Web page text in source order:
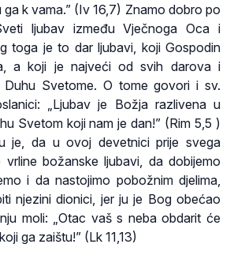
k vama.” (Iv 16,7) Znamo dobro po
ljubav između Vječnoga Oca i
toga je to dar ljubavi, koji Gospodin
a koji je najveći od svih darova i
Svetome. O tome govori i sv.
„Ljubav je Božja razlivena u
Svetom koji nam je dan!” (Rim 5,5 )
je, da u ovoj devetnici prije svega
vrline božanske ljubavi, da dobijemo
i da nastojimo pobožnim djelima,
njezini dionici, jer ju je Bog obećao
moli: „Otac vaš s neba obdarit će
ga zaištu!” (Lk 11,13)